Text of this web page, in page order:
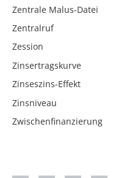
Zentrale Malus-Datei
Zentralruf
Zession
Zinsertragskurve
Zinseszins-Effekt
Zinsniveau
Zwischenfinanzierung